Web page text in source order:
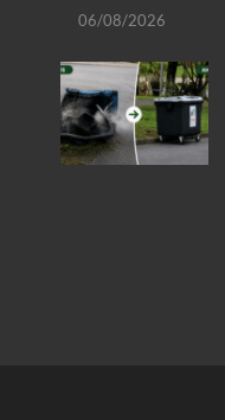
06/08/2026